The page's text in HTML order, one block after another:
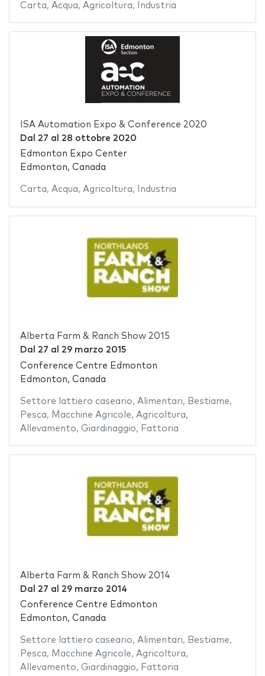
Carta, Acqua, Agricoltura, Industria
ISA Automation Expo & Conference 2020
Dal 27 al 28 ottobre 2020
Edmonton Expo Center
Edmonton, Canada
Carta, Acqua, Agricoltura, Industria
Alberta Farm & Ranch Show 2015
Dal 27 al 29 marzo 2015
Conference Centre Edmonton
Edmonton, Canada
Settore lattiero caseario, Alimentari, Bestiame,
Pesca, Macchine Agricole, Agricoltura,
Allevamento, Giardinaggio, Fattoria
Alberta Farm & Ranch Show 2014
Dal 27 al 29 marzo 2014
Conference Centre Edmonton
Edmonton, Canada
Settore lattiero caseario, Alimentari, Bestiame,
Pesca, Macchine Agricole, Agricoltura,
Allevamento, Giardinaggio, Fattoria